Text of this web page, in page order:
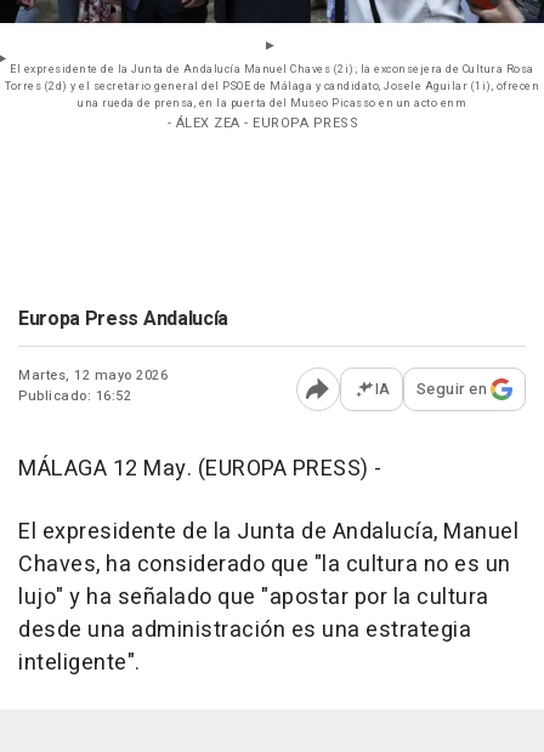
El expresidente de la Junta de Andalucía Manuel Chaves (2i); la exconsejera de Cultura Rosa
Torres (2d) y el secretario general del PSOE de Málaga y candidato, Josele Aguilar (1i), ofrecen
una rueda de prensa, en la puerta del Museo Picasso en un acto enm
- ÁLEX ZEA - EUROPA PRESS
Europa Press Andalucía
Martes, 12 mayo 2026
Publicado: 16:52
Abrir opciones para
IA Seguir en
MÁLAGA 12 May. (EUROPA PRESS) -
El expresidente de la Junta de Andalucía, Manuel
Chaves, ha considerado que "la cultura no es un
lujo" y ha señalado que "apostar por la cultura
desde una administración es una estrategia
inteligente".